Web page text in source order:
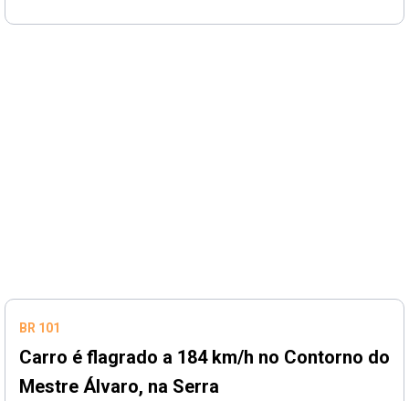
BR 101
Carro é flagrado a 184 km/h no Contorno do
Mestre Álvaro, na Serra